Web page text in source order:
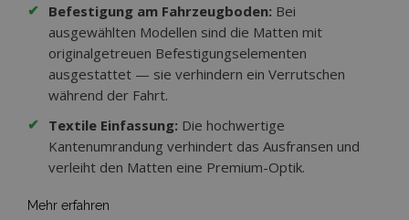
✔ Befestigung am Fahrzeugboden: Bei
ausgewählten Modellen sind die Matten mit
originalgetreuen Befestigungselementen
ausgestattet — sie verhindern ein Verrutschen
während der Fahrt.
✔ Textile Einfassung: Die hochwertige
Kantenumrandung verhindert das Ausfransen und
verleiht den Matten eine Premium-Optik.
Mehr erfahren
Unbedingt erforderliche Cookies ermöglichen
wesentliche Kernfunktionen der Website wie
die Benutzeranmeldung und die
Kontoverwaltung. Ohne die unbedingt
erforderlichen Cookies kann die Website nicht
ordnungsgemäß verwendet werden.
Name
mage-translation-file-version
Adobe Inc.